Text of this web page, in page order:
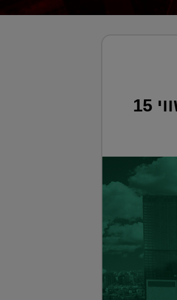
אלקטרה נדל"ן הרוויחה 100 מיליון שקל ב-2019; מנהלת נכסים בשווי 15